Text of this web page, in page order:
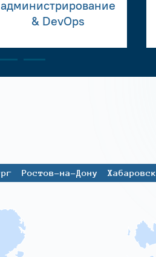
администрирование
& DevOps
Ростов-на-Дону Хабаровск